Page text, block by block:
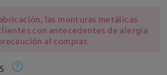
las monturas metálicas
con antecedentes de alergia
al comprar.